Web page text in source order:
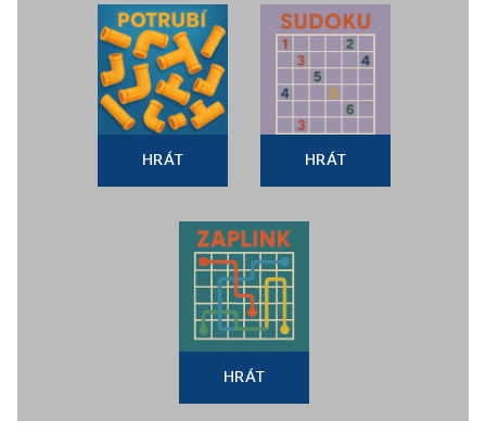
HRÁT HRÁT
HRÁT